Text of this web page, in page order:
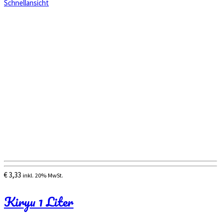
Schnellansicht
€3,33 inkl. 20% MwSt.
Kiryu 1 Liter